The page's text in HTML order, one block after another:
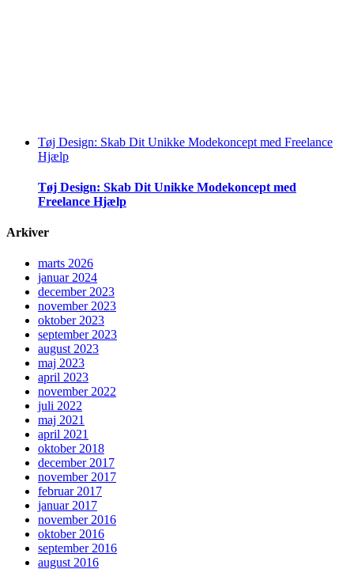
Tøj Design: Skab Dit Unikke Modekoncept med Freelance
Hjælp
Tøj Design: Skab Dit Unikke Modekoncept med
Freelance Hjælp
Arkiver
marts 2026
januar 2024
december 2023
november 2023
oktober 2023
september 2023
august 2023
maj 2023
april 2023
november 2022
juli 2022
maj 2021
april 2021
oktober 2018
december 2017
november 2017
februar 2017
januar 2017
november 2016
oktober 2016
september 2016
august 2016